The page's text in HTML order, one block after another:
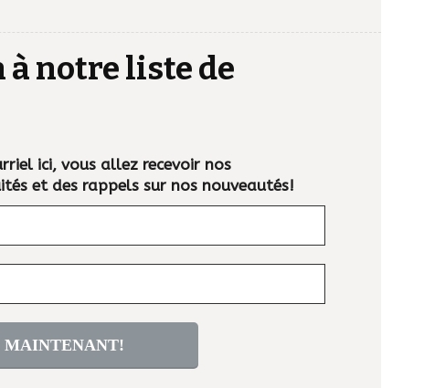
notre liste de
ici, vous allez recevoir nos
et des rappels sur nos nouveautés!